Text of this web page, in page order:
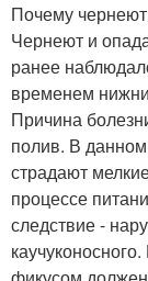
Почему чернеют
Чернеют и
ранее
временем
Причина
полив. В данном
страдают
процессе
следствие -